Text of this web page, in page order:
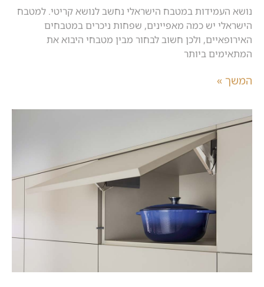
נושא העמידות במטבח הישראלי נחשב לנושא קריטי. למטבח
הישראלי יש כמה מאפיינים, שפחות ניכרים במטבחים
האירופאיים, ולכן חשוב לבחור מבין מטבחי היבוא את
המתאימים ביותר
המשך »